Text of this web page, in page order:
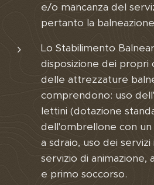
e/o mancanza del
pertanto la
Lo Stabilimento
disposizione dei propri
delle attrezzature
comprendono: uso
lettini (dotazione
dell'ombrellone con
a sdraio, uso dei
servizio di animazione,
e primo soccorso.